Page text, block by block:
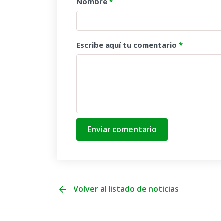
Escribe aquí tu comentario *
Enviar comentario
Volver al listado de noticias